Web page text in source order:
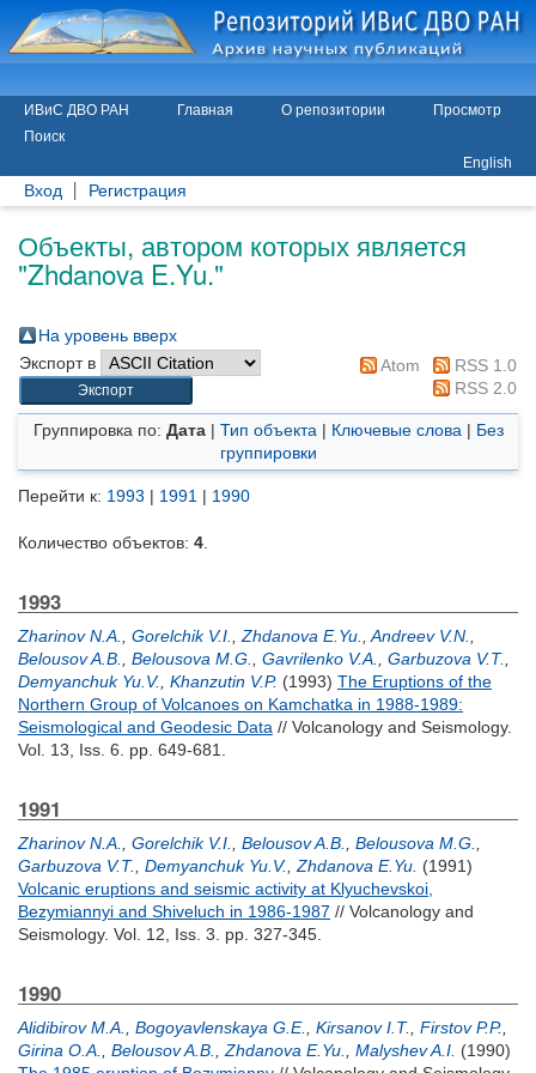
ИВиС ДВО РАН Главная О репозитории
Просмотр
Поиск
English
Вход Регистрация
Объекты, автором которых является
"Zhdanova E.Yu."
На уровень вверх
Экспорт в
Atom
RSS 1.0
RSS 2.0
Группировка по: Дата| Тип объекта | Ключевые слова | Без
группировки
Перейти к: 1993 | 1991 | 1990
Количество объектов: 4
1993
Zharinov N.A. Gorelchik V.I. Zhdanova E.Yu. Andreev V.N.
Belousov A.B.
Belousova M.G. Gavrilenko V.A. Garbuzova V.T.
Demyanchuk Yu.V. Khanzutin V.P. (1993) The Eruptions of the
Northern Group of Volcanoes on Kamchatka in 1988-1989:
Seismological and Geodesic Data // Volcanology and Seismology.
Vol. 13, Iss. 6. pp. 649-681.
1991
Zharinov N.A. Gorelchik V.I. Belousov A.B. Belousova M.G.
Garbuzova V.T.
Demyanchuk Yu.V. Zhdanova E.Yu. (1991)
Volcanic eruptions and seismic activity at Klyuchevskoi,
Bezymiannyi and Shiveluch in 1986-1987 // Volcanology and
Seismology. Vol. 12, Iss. 3. pp. 327-345.
1990
Alidibirov M.A. Bogoyavlenskaya G.E. Kirsanov I.T. Firstov P.P.
Girina O.A.
Belousov A.B. Zhdanova E.Yu. Malyshev A.I. (1990)